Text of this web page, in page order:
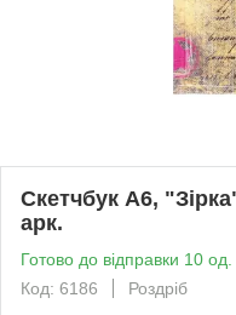
Скетчбук А6,
арк.
Готово до відправки 10 од.
Код: 6186
Роздріб